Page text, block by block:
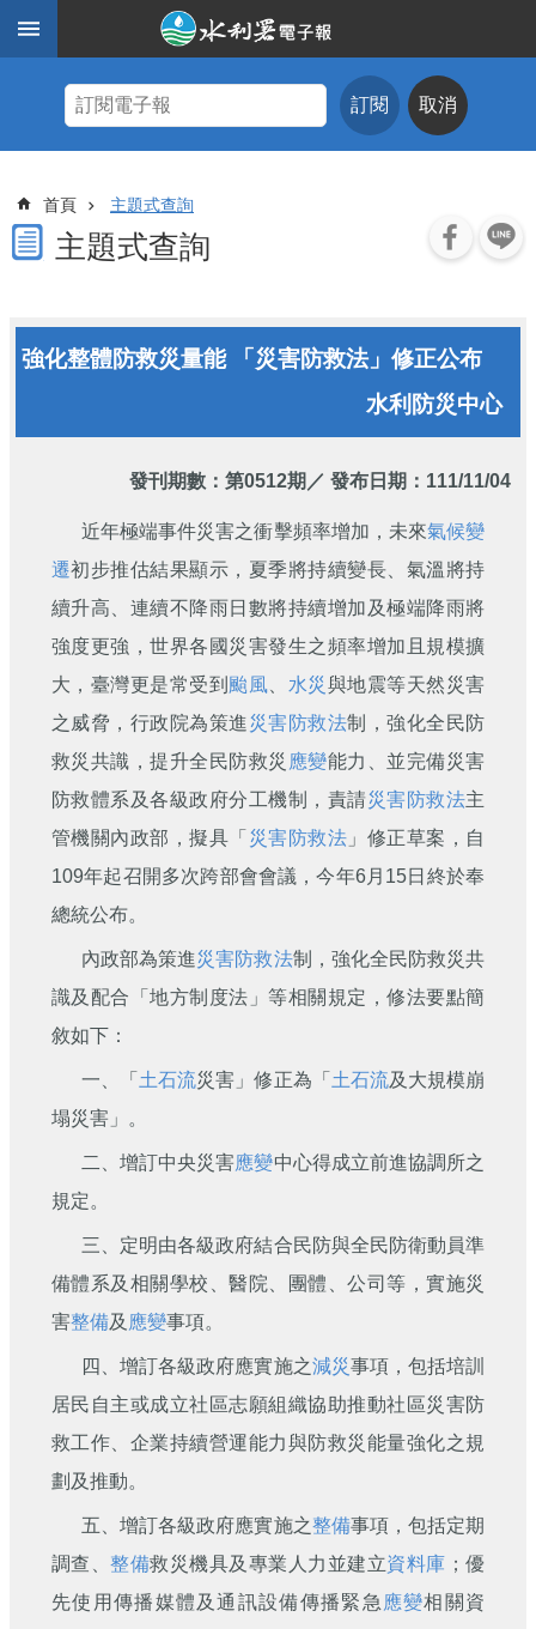
跳到主要內容區塊
題
式
查
期
報
訂閱 取消
首頁 主題式查詢
主題式查詢
強化整體防救災量能 「災害防救法」修正公布
水利防災中心
發刊期數： 第0512期 ／ 發布日期：111/11/04
近年極端事件災害之衝擊頻率增加，未來氣候變
遷初步推估結果顯示，夏季將持續變長、氣溫將持
續升高、連續不降雨日數將持續增加及極端降雨將
強度更強，世界各國災害發生之頻率增加且規模擴
大，臺灣更是常受到 颱風 水災 與地震等天然災害
之威脅，行政院為策進災害防救法制，強化全民防
救災共識，提升全民防救災 應變能力、並完備災害
防救體系及各級政府分工機制，責請災害防救法主
管機關內政部，擬具「 災害防救法 」修正草案，自
109年起召開多次跨部會會議，今年6月15日終於奉
總統公布。
內政部為策進災害防救法制，強化全民防救災共
識及配合「地方制度法」等相關規定，修法要點簡
敘如下：
一、「 土石流災害」修正為「 土石流及大規模崩
塌災害」。
二、增訂中央災害應變中心得成立前進協調所之
規定。
三、定明由各級政府結合民防與全民防衛動員準
備體系及相關學校、醫院、團體、公司等，實施災
害整備及 應變事項。
四、增訂各級政府應實施之減災事項，包括培訓
居民自主或成立社區志願組織協助推動社區災害防
救工作、企業持續營運能力與防救災能量強化之規
劃及推動。
五、增訂各級政府應實施之整備事項，包括定期
調查、整備救災機具及專業人力並建立資料庫 ；優
先使用傳播媒體及通訊設備傳播緊急 應變相關資